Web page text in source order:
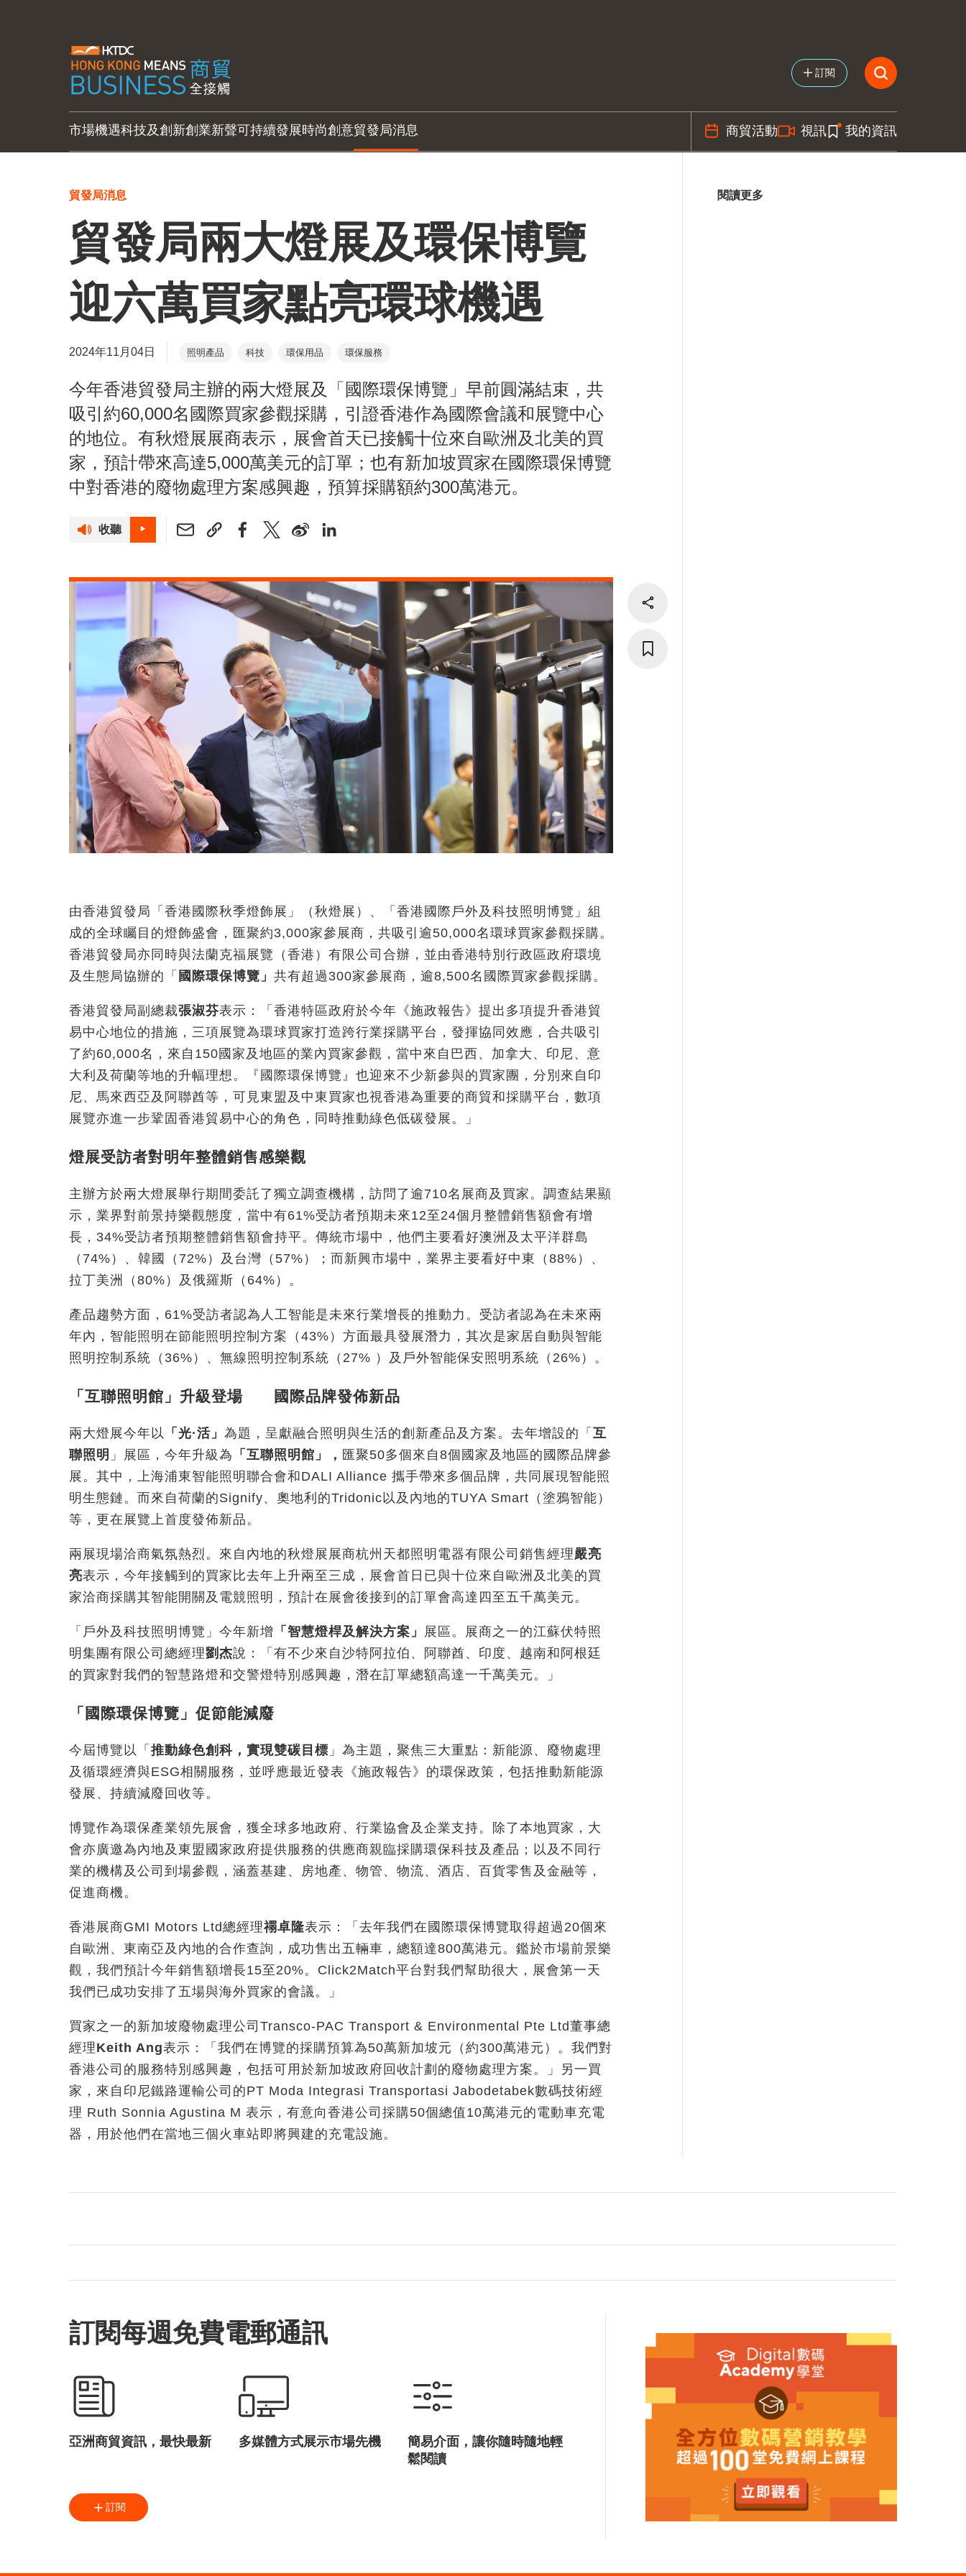
訂閱
市場機遇科技及創新創業新聲可持續發展時尚創意貿發局消息 商貿活動 視訊 我的資訊
貿發局消息
貿發局兩大燈展及環保博覽
迎六萬買家點亮環球機遇
2024年11月04日 照明產品 科技 環保用品 環保服務
今年香港貿發局主辦的兩大燈展及「國際環保博覽」早前圓滿結束，共
吸引約60,000名國際買家參觀採購，引證香港作為國際會議和展覽中心
的地位。有秋燈展展商表示，展會首天已接觸十位來自歐洲及北美的買
家，預計帶來高達5,000萬美元的訂單；也有新加坡買家在國際環保博覽
中對香港的廢物處理方案感興趣，預算採購額約300萬港元。
收聽
由香港貿發局「香港國際秋季燈飾展」（秋燈展）、「香港國際戶外及科技照明博覽」組
成的全球矚目的燈飾盛會，匯聚約3,000家參展商，共吸引逾50,000名環球買家參觀採購。
香港貿發局亦同時與法蘭克福展覽（香港）有限公司合辦，並由香港特別行政區政府環境
及生態局協辦的「 國際環保博覽」 共有超過300家參展商，逾8,500名國際買家參觀採購。
香港貿發局副總裁張淑芬表示：「香港特區政府於今年《施政報告》提出多項提升香港貿
易中心地位的措施，三項展覽為環球買家打造跨行業採購平台，發揮協同效應，合共吸引
了約60,000名，來自150國家及地區的業內買家參觀，當中來自巴西、加拿大、印尼、意
大利及荷蘭等地的升幅理想。『國際環保博覽』也迎來不少新參與的買家團，分別來自印
尼、馬來西亞及阿聯酋等，可見東盟及中東買家也視香港為重要的商貿和採購平台，數項
展覽亦進一步鞏固香港貿易中心的角色，同時推動綠色低碳發展。」
燈展受訪者對明年整體銷售感樂觀
主辦方於兩大燈展舉行期間委託了獨立調查機構，訪問了逾710名展商及買家。調查結果顯
示，業界對前景持樂觀態度，當中有61%受訪者預期未來12至24個月整體銷售額會有增
長，34%受訪者預期整體銷售額會持平。傳統市場中，他們主要看好澳洲及太平洋群島
（74%）、韓國（72%）及台灣（57%）；而新興市場中，業界主要看好中東（88%）、
拉丁美洲（80%）及俄羅斯（64%）。
產品趨勢方面，61%受訪者認為人工智能是未來行業增長的推動力。受訪者認為在未來兩
年內，智能照明在節能照明控制方案（43%）方面最具發展潛力，其次是家居自動與智能
照明控制系統（36%）、無線照明控制系統（27% ）及戶外智能保安照明系統（26%）。
「互聯照明館」升級登場 國際品牌發佈新品
兩大燈展今年以 「光·活」 為題，呈獻融合照明與生活的創新產品及方案。去年增設的「 互
聯照明 」展區，今年升級為 「互聯照明館」， 匯聚50多個來自8個國家及地區的國際品牌參
展。其中，上海浦東智能照明聯合會和DALI Alliance 攜手帶來多個品牌，共同展現智能照
明生態鏈。而來自荷蘭的Signify、奧地利的Tridonic以及內地的TUYA Smart（塗鴉智能）
等，更在展覽上首度發佈新品。
兩展現場洽商氣氛熱烈。來自內地的秋燈展展商杭州天都照明電器有限公司銷售經理嚴亮
亮表示，今年接觸到的買家比去年上升兩至三成，展會首日已與十位來自歐洲及北美的買
家洽商採購其智能開關及電競照明，預計在展會後接到的訂單會高達四至五千萬美元。
「戶外及科技照明博覽」今年新增 「智慧燈桿及解決方案」 展區。展商之一的江蘇伏特照
明集團有限公司總經理劉杰說：「有不少來自沙特阿拉伯、阿聯酋、印度、越南和阿根廷
的買家對我們的智慧路燈和交警燈特別感興趣，潛在訂單總額高達一千萬美元。」
「國際環保博覽」促節能減廢
今屆博覽以「 推動綠色創科，實現雙碳目標 」為主題，聚焦三大重點：新能源、廢物處理
及循環經濟與ESG相關服務，並呼應最近發表《施政報告》的環保政策，包括推動新能源
發展、持續減廢回收等。
博覽作為環保產業領先展會，獲全球多地政府、行業協會及企業支持。除了本地買家，大
會亦廣邀為內地及東盟國家政府提供服務的供應商親臨採購環保科技及產品；以及不同行
業的機構及公司到場參觀，涵蓋基建、房地產、物管、物流、酒店、百貨零售及金融等，
促進商機。
香港展商GMI Motors Ltd總經理禤卓隆表示：「去年我們在國際環保博覽取得超過20個來
自歐洲、東南亞及內地的合作查詢，成功售出五輛車，總額達800萬港元。鑑於市場前景樂
觀，我們預計今年銷售額增長15至20%。Click2Match平台對我們幫助很大，展會第一天
我們已成功安排了五場與海外買家的會議。」
買家之一的新加坡廢物處理公司Transco-PAC Transport & Environmental Pte Ltd董事總
經理Keith Ang表示：「我們在博覽的採購預算為50萬新加坡元（約300萬港元）。我們對
香港公司的服務特別感興趣，包括可用於新加坡政府回收計劃的廢物處理方案。」另一買
家，來自印尼鐵路運輸公司的PT Moda Integrasi Transportasi Jabodetabek數碼技術經
理 Ruth Sonnia Agustina M 表示，有意向香港公司採購50個總值10萬港元的電動車充電
器，用於他們在當地三個火車站即將興建的充電設施。
閱讀更多
訂閱每週免費電郵通訊
亞洲商貿資訊，最快最新 多媒體方式展示市場先機
簡易介面，讓你隨時隨地輕
鬆閱讀
訂閱